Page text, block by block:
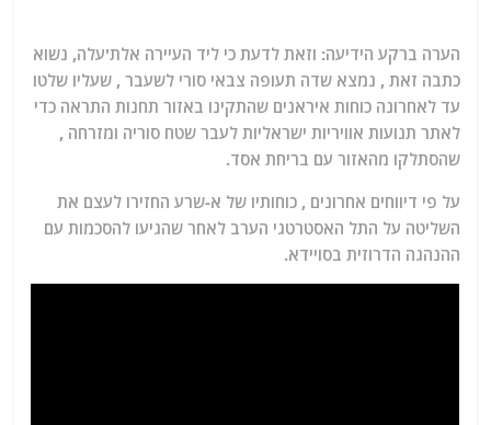
הערה ברקע הידיעה: וזאת לדעת כי ליד העיירה אלת'עלה, נשוא
כתבה זאת , נמצא שדה תעופה צבאי סורי לשעבר , שעליו שלטו
עד לאחרונה כוחות איראנים שהתקינו באזור תחנות התראה כדי
לאתר תנועות אוויריות ישראליות לעבר שטח סוריה ומזרחה ,
שהסתלקו מהאזור עם בריחת אסד.
על פי דיווחים אחרונים , כוחותיו של א-שרע החזירו לעצם את
השליטה על התל האסטרטגי הערב לאחר שהגיעו להסכמות עם
ההנהגה הדרוזית בסויידא.